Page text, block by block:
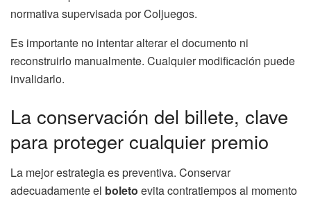
normativa supervisada por Coljuegos.
Es importante no intentar alterar el documento ni
reconstruirlo manualmente. Cualquier modificación puede
invalidarlo.
La conservación del billete, clave
para proteger cualquier premio
La mejor estrategia es preventiva. Conservar
adecuadamente el boleto evita contratiempos al momento